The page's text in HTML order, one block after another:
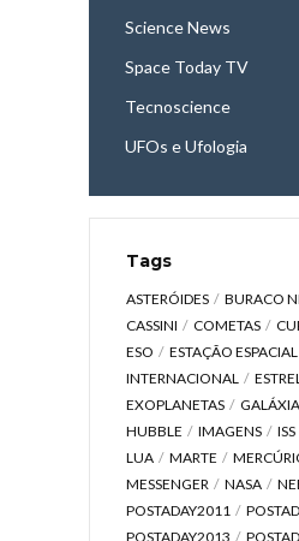
Science News
Space Today TV
Tecnoscience
UFOs e Ufologia
Tags
ASTERÓIDES
BURACO
CASSINI
COMETAS
ESO
ESTAÇÃO ESPACIAL
INTERNACIONAL
EXOPLANETAS
HUBBLE
IMAGENS ISS
LUA
MARTE
MESSENGER
NASA
POSTADAY2011
POSTADAY2013